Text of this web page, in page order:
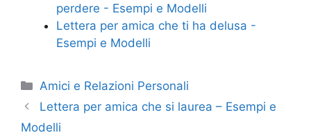
perdere - Esempi e Modelli
Lettera per amica che ti ha delusa -
Esempi e Modelli
Categorie
Amici e Relazioni Personali
Lettera per amica che si laurea – Esempi e
Modelli